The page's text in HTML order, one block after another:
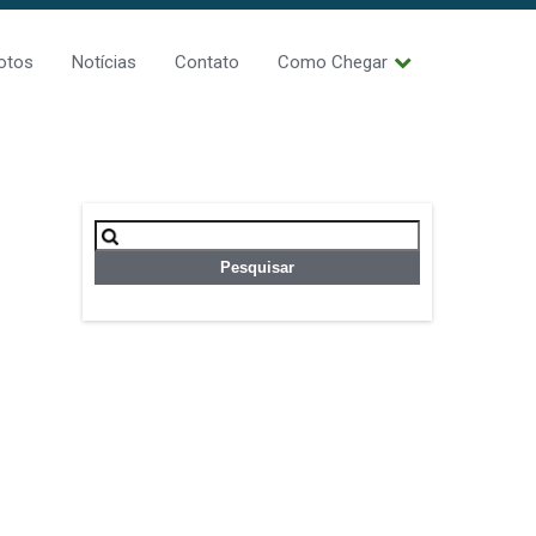
Notícias Contato Como Chegar
Pesquisar
por: